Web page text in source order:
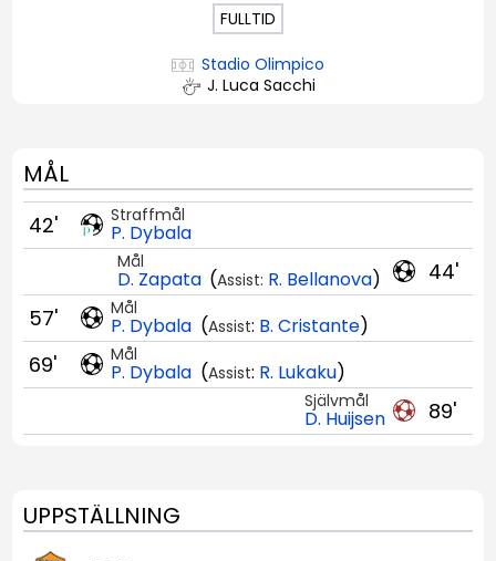
FULLTID
Stadio Olimpico
J. Luca Sacchi
MÅL
Straffmål
P. Dybala
42'
44'
Mål
D. Zapata (Assist: R. Bellanova)
Mål
P. Dybala (Assist: B. Cristante)
57'
Mål
P. Dybala (Assist: R. Lukaku)
69'
89'
Självmål
D. Huijsen
UPPSTÄLLNING